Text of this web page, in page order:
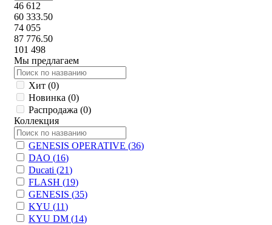
46 612
60 333.50
74 055
87 776.50
101 498
Мы предлагаем
Хит (0)
Новинка (0)
Распродажа (0)
Коллекция
GENESIS OPERATIVE (36)
DAO (16)
Ducati (21)
FLASH (19)
GENESIS (35)
KYU (11)
KYU DM (14)